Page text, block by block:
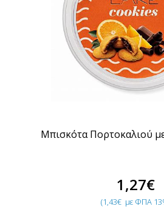
Μπισκότα Πορτοκαλιού
1,27€
(1,43€ με ΦΠΑ